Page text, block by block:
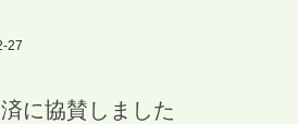
27
に協賛しました